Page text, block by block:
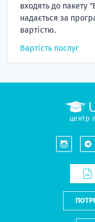
входять до пакету
надається за
вартістю.
Вартість послуг
центр